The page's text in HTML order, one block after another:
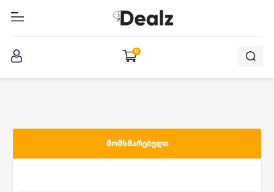
0
ᲛᲝᲛᲮᲛᲐᲠᲔᲑᲔᲚᲘ